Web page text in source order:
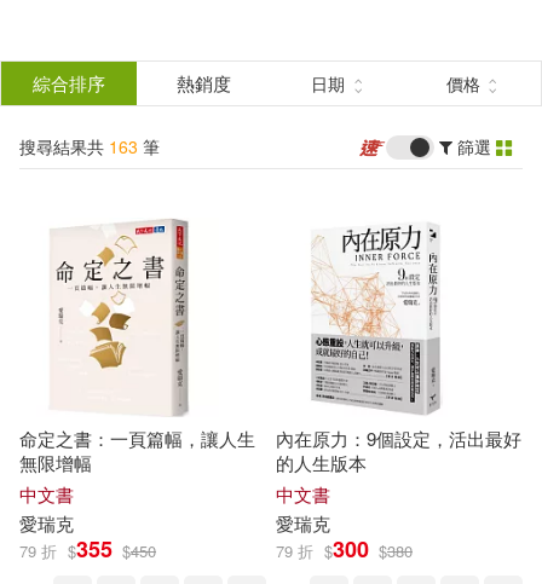
結
分類 (單選)
所有商品(163) 圖書(65)
影音(75)
電子書(19)
愛瑞克(16)
（美）埃瑞克·維內爾(14)
綜合排序 熱銷度 日期 價格
搜尋結果共 163 筆 篩選
命定之書：一頁篇幅，讓人生
無限增幅
中文書
愛瑞克
79 折 $355 $450
內在原力：9個設定，活出最好
的人生版本
中文書
愛瑞克
79 折 $300 $380